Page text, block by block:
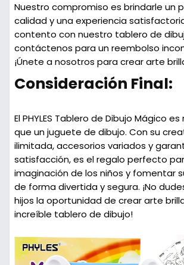
Nuestro compromiso es brindarle un
calidad y una experiencia
contento con nuestro tablero de
contáctenos para un reembolso
¡Únete a nosotros para crear arte
Consideración Final:
El PHYLES Tablero de Dibujo Mágico
que un juguete de dibujo. Con su
ilimitada, accesorios variados y
satisfacción, es el regalo perfecto
imaginación de los niños y fomentar
de forma divertida y segura. ¡No
hijos la oportunidad de crear arte
increíble tablero de dibujo!